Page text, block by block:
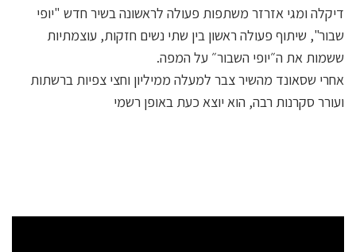
דיקלה ומגי אזרזר משתפות פעולה לראשונה בשיר חדש "יופי
שבור", שיתוף פעולה ראשון בין שתי נשים חזקות, עוצמתיות
ששמות את ה״יופי השבור״ על המפה.
אחרי שסאונד מהשיר צבר למעלה ממיליון וחצי צפיות ברשתות
ועורר סקרנות רבה, הוא יוצא כעת באופן רשמי